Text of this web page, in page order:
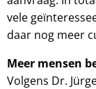
vele
daar nog meer
Meer mensen
Volgens Dr.